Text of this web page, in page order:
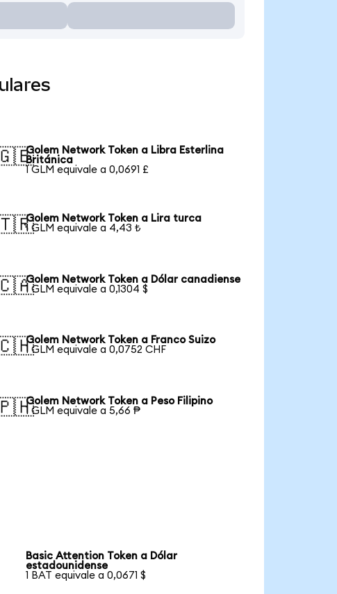
Golem Network Token a Libra Esterlina
Británica
1 GLM equivale a 0,0691 £
Golem Network Token a Lira turca
1 GLM equivale a 4,43 ₺
Golem Network Token a Dólar canadiense
1 GLM equivale a 0,1304 $
Golem Network Token a Franco Suizo
1 GLM equivale a 0,0752 CHF
Golem Network Token a Peso Filipino
1 GLM equivale a 5,66 ₱
Basic Attention Token a Dólar
estadounidense
1 BAT equivale a 0,0671 $